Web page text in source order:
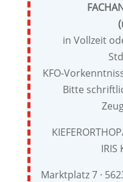
in Vollzeit
KFO-
Bitte
IRIS
Marktplatz 7 ·